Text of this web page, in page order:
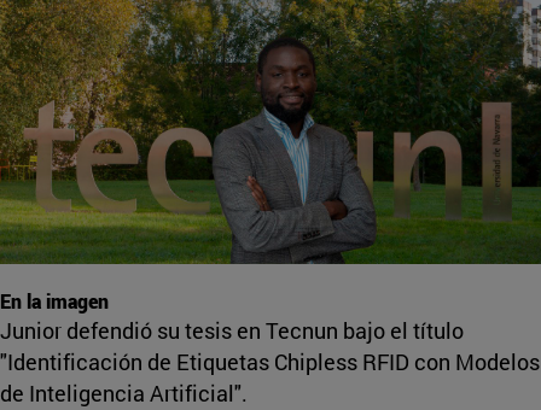
En la imagen
Junior defendió su tesis en Tecnun bajo el título
"Identificación de Etiquetas Chipless RFID con Modelos
de Inteligencia Artificial".